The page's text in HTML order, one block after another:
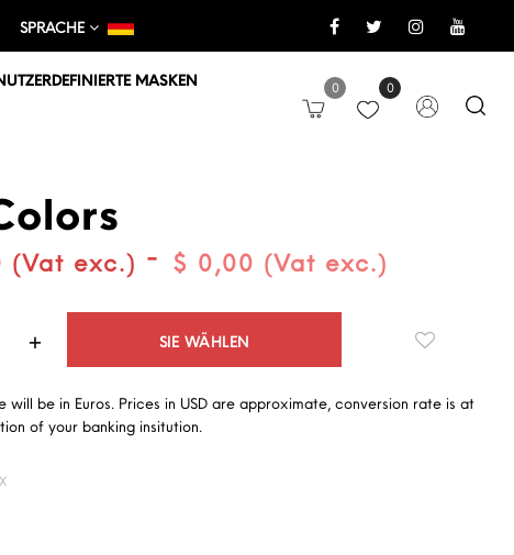
SPRACHE
MASKEN 0 0
(Vat exc.) - $ 0,00 (Vat exc.)
SIE WÄHLEN
will be in Euros. Prices in USD are approximate, conversion rate is at
of your banking insitution.